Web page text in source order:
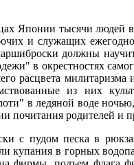
Японии тысячи людей
и служащих
должны
в окрестностях
расцвета
из них
в ледяной воде
почитания родителей и
с пудом песка в
купания в горных